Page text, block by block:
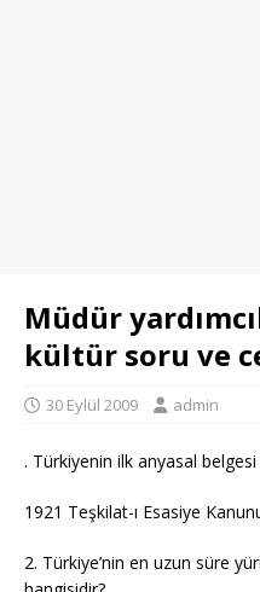
Müdür
kültür soru ve
30 Eylül 2009 admin
. Türkiyenin ilk anyasal belgesi
1921 Teşkilat-ı Esasiye
2. Türkiye’nin en uzun süre